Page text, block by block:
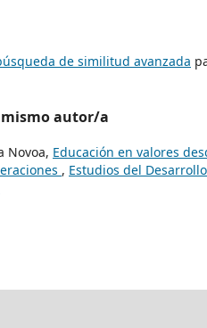
de similitud avanzada
autor/a
Novoa, Educación en valores
, Estudios del